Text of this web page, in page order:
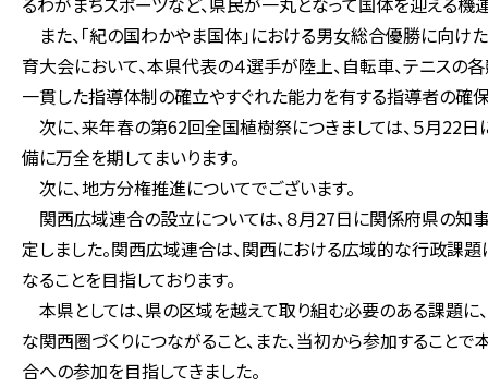
また、「紀の国わかやま国体」における男女総合優勝に向
育大会において、本県代表の４選手が陸上、自転車、テニスの
一貫した指導体制の確立やすぐれた能力を有する指導者の確
次に、来年春の第62回全国植樹祭につきましては、５月22
備に万全を期してまいります。
次に、地方分権推進についてでございます。
関西広域連合の設立については、８月27日に関係府県の
定しました。関西広域連合は、関西における広域的な行政課
なることを目指しております。
本県としては、県の区域を越えて取り組む必要のある課題
な関西圏づくりにつながること、また、当初から参加すること
合への参加を目指してきました。